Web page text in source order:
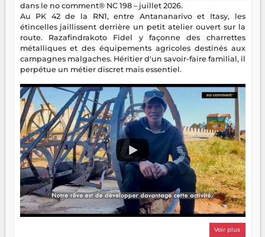
dans le no comment® NC 198 – juillet 2026.
Au PK 42 de la RN1, entre Antananarivo et Itasy, les
étincelles jaillissent derrière un petit atelier ouvert sur la
route. Razafindrakoto Fidel y façonne des charrettes
métalliques et des équipements agricoles destinés aux
campagnes malgaches. Héritier d'un savoir-faire familial, il
perpétue un métier discret mais essentiel.
Voir plus